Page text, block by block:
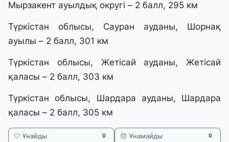
Мырзакент ауылдық округі – 2 балл, 295 км
Түркістан облысы, Сауран ауданы, Шорнақ
ауылы – 2 балл, 301 км
Түркістан облысы, Жетісай ауданы, Жетісай
қаласы – 2 балл, 303 км
Түркістан облысы, Шардара ауданы, Шардара
қаласы – 2 балл, 305 км
🤍 Ұнайды 0 😞 Ұнамайды 0